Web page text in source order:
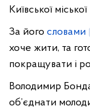
Київської
За його словами
хоче жити, та
покращувати і
Володимир
об’єднати